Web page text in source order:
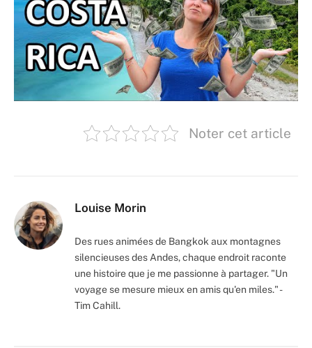
Noter cet article
Louise Morin
Des rues animées de Bangkok aux montagnes
silencieuses des Andes, chaque endroit raconte
une histoire que je me passionne à partager. "Un
voyage se mesure mieux en amis qu'en miles." -
Tim Cahill.